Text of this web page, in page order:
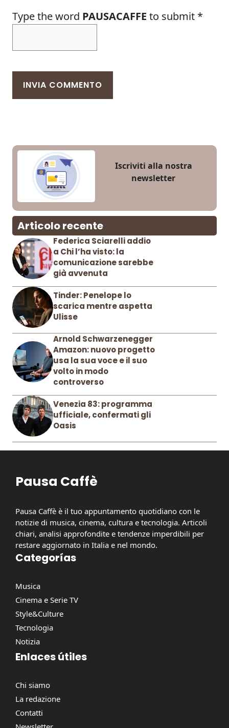
Type the word PAUSACAFFE to submit *
Iscriviti alla nostra
newsletter
Articolo recente
Federica Sciarelli addio
a Chi l’ha visto: la
comunicazione sarebbe
già avvenuta
Tinder: Penelope lo
scarica mentre aspetta
Ulisse
Arnold Schwarzenegger
Amazon: nuovo progetto
usa la sua voce e il suo
volto in modo
controverso
Venezia 83: programma
ufficiale, confermati gli
Oasis
Pausa Caffè
Pausa Caffè è il tuo appuntamento quotidiano con le
notizie di musica, cinema, cultura e tecnologia. Articoli
chiari, analisi approfondite e tendenze imperdibili per
restare aggiornato in Italia e nel mondo.
Categorías
Musica
Cinema e Serie TV
Style&Culture
Tecnologia
Notizia
Enlaces útiles
Chi siamo
La redazione
Contatti